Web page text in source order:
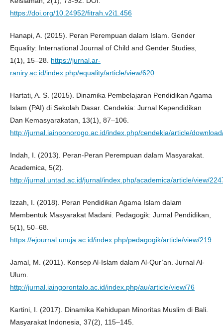
https://doi.org/10.24952/fitrah.v2i1.456
Hanapi, A. (2015). Peran Perempuan dalam Islam. Gender
Equality: International Journal of Child and Gender Studies,
1(1), 15–28. https://jurnal.ar-
raniry.ac.id/index.php/equality/article/view/620
Hartati, A. S. (2015). Dinamika Pembelajaran Pendidikan Agama
Islam (PAI) di Sekolah Dasar. Cendekia: Jurnal Kependidikan
Dan Kemasyarakatan, 13(1), 87–106.
http://jurnal.iainponorogo.ac.id/index.php/cendekia/article/
Indah, I. (2013). Peran-Peran Perempuan dalam Masyarakat.
Academica, 5(2).
http://jurnal.untad.ac.id/jurnal/index.php/academica/article/view/
Izzah, I. (2018). Peran Pendidikan Agama Islam dalam
Membentuk Masyarakat Madani. Pedagogik: Jurnal Pendidikan,
5(1), 50–68.
https://ejournal.unuja.ac.id/index.php/pedagogik/article/view/219
Jamal, M. (2011). Konsep Al-Islam dalam Al-Qur’an. Jurnal Al-
Ulum.
http://jurnal.iaingorontalo.ac.id/index.php/au/article/view/76
Kartini, I. (2017). Dinamika Kehidupan Minoritas Muslim di Bali.
Masyarakat Indonesia, 37(2), 115–145.